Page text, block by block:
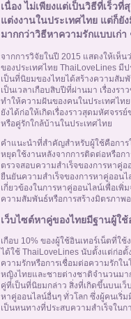
เนื่อง ไม่เพียงแต่เป็นวิธีที่เร็ว
แต่งงานในประเทศไทย แต่ก็
มากกว่าวิธีหาความรักแบบเก่า
จากการวิจัยในปี 2015 แสดงให้เห็
ของประเทศไทย ThaiLoveLines มี
เป็นที่นิยมของไทยได้สร้างความสัม
เป็นเวลาเกือบสิบปีที่ผ่านมา เรื่องรา
ทำให้ความฝันของคนในประเทศไท
ยังได้ก่อให้เกิดเรื่องราวสุดมหัศจร
หรือคู่รักใกล้บ้านในประเทศไทย
คำแนะนำที่สำคัญสำหรับผู้ใช้คือการ
หยุดใช้งานหลังจากการติดต่อหรือก
ตรวจสอบความสำเร็จของการหาคู่
ยืนยันความสำเร็จของการหาคู่ออน
เกี่ยวข้องในการหาคู่ออนไลน์เพื่อเพิ่
ความสัมพันธ์หรือการสร้างมิตรภาพ
เว็บไซต์หาคู่ของไทยมีฐานผู้ใ
เกือบ 10% ของผู้ใช้อินเทอร์เน็ตที่ใ
ได้ใช้ ThaiLoveLines นับตั้งแต่ก่อตั้
ความรักหรือการเชื่อมต่อความรักใ
หญิงไทยและชายต่างชาติจำนวนมา
คู่ที่เป็นที่นิยมกล่าว สิ่งที่เกิดขึ้นบนเ
หาคู่ออนไลน์อื่นๆ ทั่วโลก ซึ่งผู้คนเริ่
เป็นหนทางที่ประสบความสำเร็จใน